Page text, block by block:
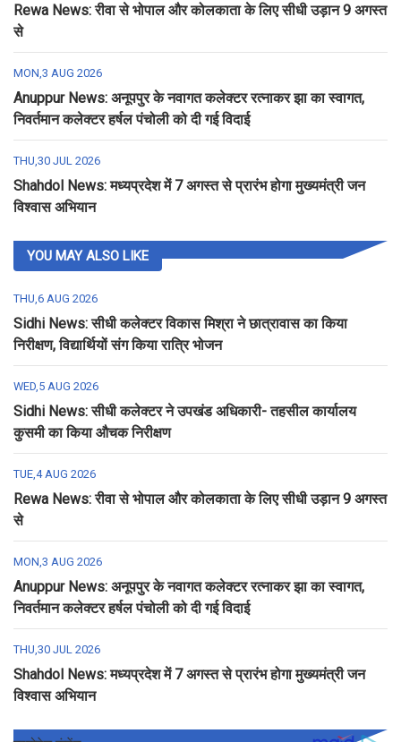
Rewa News: रीवा से भोपाल और कोलकाता के लिए सीधी उड़ान 9 अगस्त
से
MON,3 AUG 2026
Anuppur News: अनूपपुर के नवागत कलेक्टर रत्नाकर झा का स्वागत,
निवर्तमान कलेक्टर हर्षल पंचोली को दी गई विदाई
THU,30 JUL 2026
Shahdol News: मध्यप्रदेश में 7 अगस्त से प्रारंभ होगा मुख्यमंत्री जन
विश्वास अभियान
YOU MAY ALSO LIKE
THU,6 AUG 2026
Sidhi News: सीधी कलेक्टर विकास मिश्रा ने छात्रावास का किया
निरीक्षण, विद्यार्थियों संग किया रात्रि भोजन
WED,5 AUG 2026
Sidhi News: सीधी कलेक्टर ने उपखंड अधिकारी- तहसील कार्यालय
कुसमी का किया औचक निरीक्षण
TUE,4 AUG 2026
Rewa News: रीवा से भोपाल और कोलकाता के लिए सीधी उड़ान 9 अगस्त
से
MON,3 AUG 2026
Anuppur News: अनूपपुर के नवागत कलेक्टर रत्नाकर झा का स्वागत,
निवर्तमान कलेक्टर हर्षल पंचोली को दी गई विदाई
THU,30 JUL 2026
Shahdol News: मध्यप्रदेश में 7 अगस्त से प्रारंभ होगा मुख्यमंत्री जन
विश्वास अभियान